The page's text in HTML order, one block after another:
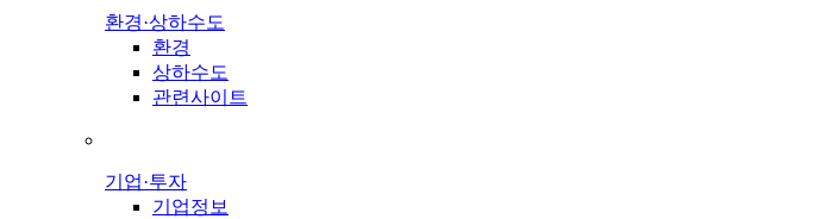
환경·상하수도
환경
상하수도
관련사이트
기업·투자
기업정보